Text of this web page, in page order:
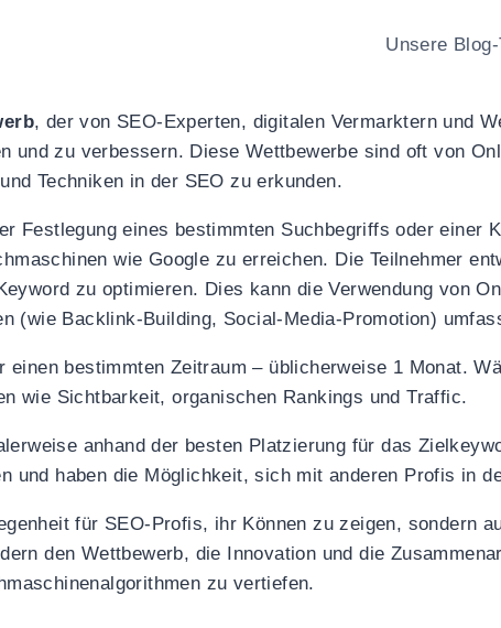
Unsere
, der von SEO-Experten, digitalen Vermarktern und
und zu verbessern. Diese Wettbewerbe sind oft von
Techniken in der SEO zu erkunden.
Festlegung eines bestimmten Suchbegriffs oder einer
wie Google zu erreichen. Die Teilnehmer
zu optimieren. Dies kann die Verwendung von
(wie Backlink-Building, Social-Media-Promotion)
bestimmten Zeitraum – üblicherweise 1 Monat.
wie Sichtbarkeit, organischen Rankings und Traffic.
anhand der besten Platzierung für das
und haben die Möglichkeit, sich mit anderen Profis in
für SEO-Profis, ihr Können zu zeigen, sondern
den Wettbewerb, die Innovation und die
zu vertiefen.